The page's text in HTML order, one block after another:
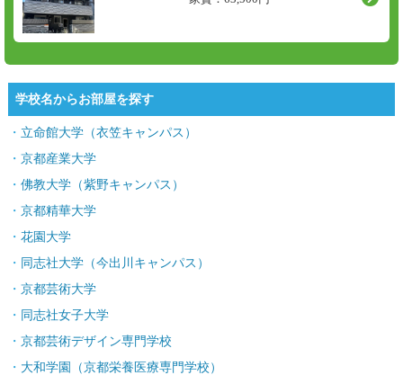
学校名からお部屋を探す
立命館大学（衣笠キャンパス）
京都産業大学
佛教大学（紫野キャンパス）
京都精華大学
花園大学
同志社大学（今出川キャンパス）
京都芸術大学
同志社女子大学
京都芸術デザイン専門学校
大和学園（京都栄養医療専門学校）